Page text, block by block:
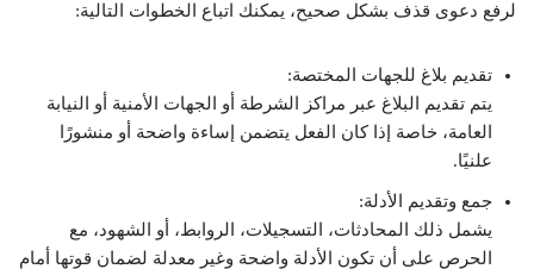
لرفع دعوى قذف بشكل صحيح، يمكنك اتباع الخطوات التالية:
تقديم بلاغ للجهات المختصة:
يتم تقديم البلاغ عبر مراكز الشرطة أو الجهات الأمنية أو النيابة
العامة، خاصة إذا كان الفعل يتضمن إساءة واضحة أو منشورًا
علنيًا.
جمع وتقديم الأدلة:
يشمل ذلك المحادثات، التسجيلات، الروابط، أو الشهود، مع
الحرص على أن تكون الأدلة واضحة وغير معدلة لضمان قوتها أمام